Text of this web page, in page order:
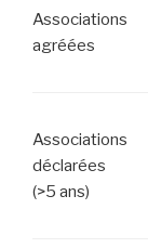
Associations
agréées
Associations
déclarées
(>5 ans)